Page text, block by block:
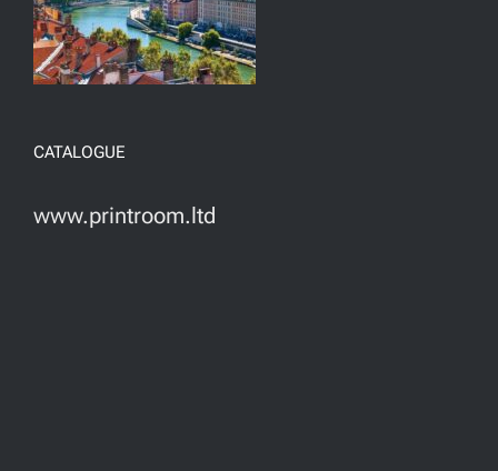
CATALOGUE
www.printroom.ltd